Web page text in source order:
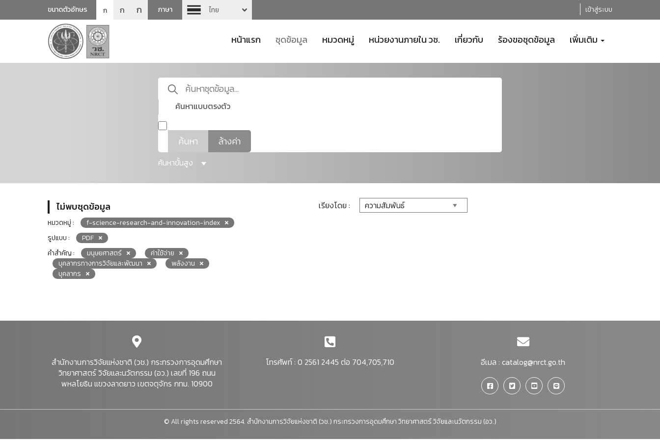
ขนาดตัวอักษร ก ก ก ภาษา ไทย เข้าสู่ระบบ
หน้าแรก ชุดข้อมูล หมวดหมู่ หน่วยงานภายใน วช. เกี่ยวกับ ร้องขอชุดข้อมูล เพิ่มเติม
ค้นหาแบบตรงตัว
ค้นหา ล้างค่า
ค้นหาขั้นสูง
ไม่พบชุดข้อมูล
หมวดหมู่ :
f-science-research-and-innovation-index
รูปแบบ :
PDF
คำสำคัญ :
มนุษยศาสตร์
ค่าใช้จ่าย
บุคลากรทางการวิจัยและพัฒนา
พลังงาน
บุคลากร
เรียงโดย :
สำนักงานการวิจัยแห่งชาติ (วช.) กระทรวงการอุดมศึกษา
วิทยาศาสตร์ วิจัยและนวัตกรรม (อว.) เลขที่ 196 ถนน
พหลโยธิน แขวงลาดยาว เขตจตุจักร กทม. 10900
โทรศัพท์ : 0 2561 2445 ต่อ 704,705,710 อีเมล :catalog@nrct.go.th
© All rights reserved 2564. สำนักงานการวิจัยแห่งชาติ (วช.) กระทรวงการอุดมศึกษา วิทยาศาสตร์ วิจัยและนวัตกรรม (อว.)